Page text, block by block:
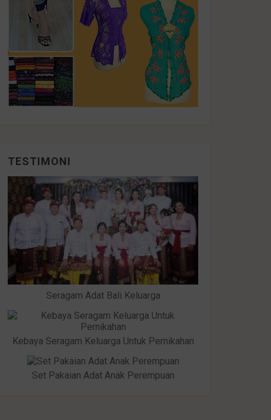
TESTIMONI
Seragam Adat Bali Keluarga
Kebaya Seragam Keluarga Untuk Pernikahan
Set Pakaian Adat Anak Perempuan